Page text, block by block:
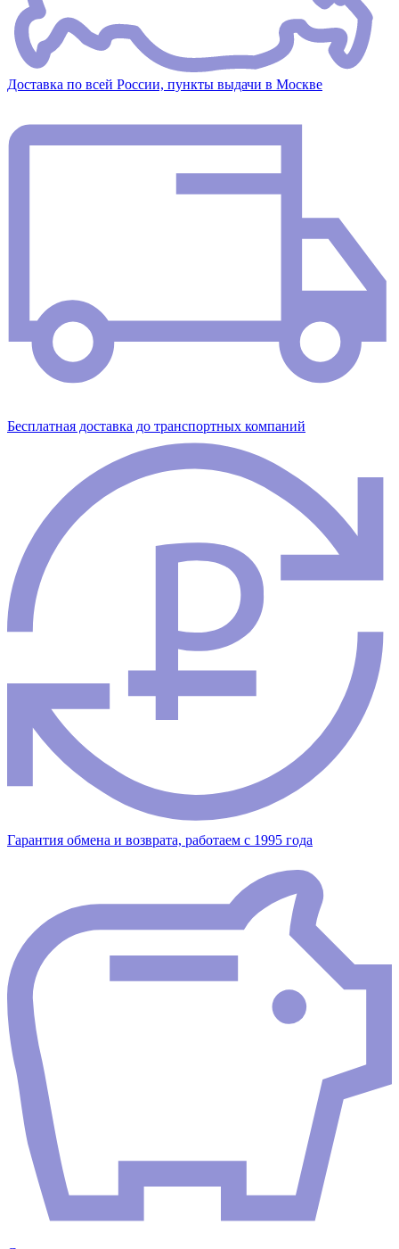
Доставка по всей России, пункты выдачи в Москве
Бесплатная доставка до транспортных компаний
Гарантия обмена и возврата, работаем с 1995 года